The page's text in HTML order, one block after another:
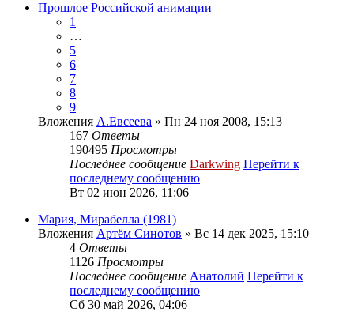
Прошлое Российской анимации
1
…
5
6
7
8
9
Вложения А.Евсеева » Пн 24 ноя 2008, 15:13
167 Ответы
190495 Просмотры
Последнее сообщение Darkwing Перейти к
последнему сообщению
Вт 02 июн 2026, 11:06
Мария, Мирабелла (1981)
Вложения Артём Синотов » Вс 14 дек 2025, 15:10
4 Ответы
1126 Просмотры
Последнее сообщение Анатолий Перейти к
последнему сообщению
Сб 30 май 2026, 04:06